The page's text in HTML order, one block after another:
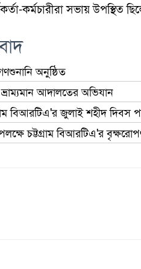
কর্মচারীরা সভায়
অনুষ্ঠিত
ভ্রাম্যমান আদালতের অভিযান
বিআরটিএ'র জুলাই শহীদ দিবস
চট্টগ্রাম বিআরটিএ'র